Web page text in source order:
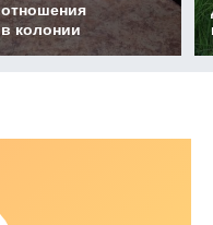
отношения
в колонии